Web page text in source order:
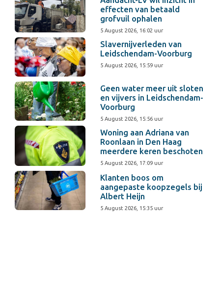
effecten van betaald
grofvuil ophalen
5 August 2026, 16:02 uur
Slavernijverleden van
Leidschendam-Voorburg
5 August 2026, 15:59 uur
Geen water meer uit sloten
en vijvers in Leidschendam-
Voorburg
5 August 2026, 15:56 uur
Woning aan Adriana van
Roonlaan in Den Haag
meerdere keren beschoten
5 August 2026, 17:09 uur
Klanten boos om
aangepaste koopzegels bij
Albert Heijn
5 August 2026, 15:35 uur